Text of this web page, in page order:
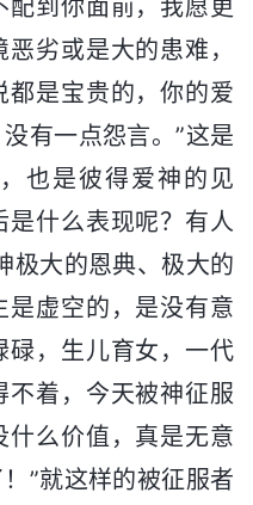
到你面前，我愿更
劣或是大的患难，
都是宝贵的，你的爱
有一点怨言。”这是
也是彼得爱神的见
什么表现呢？有人
极大的恩典、极大的
是虚空的，是没有意
碌，生儿育女，一代
着，今天被神征服
什么价值，真是无意
”就这样的被征服者